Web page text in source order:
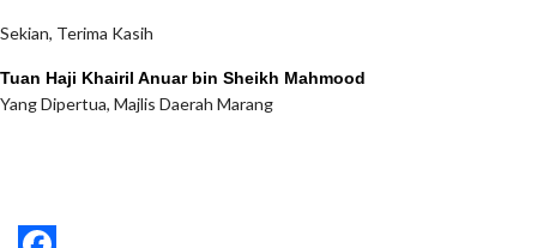
Sekian, Terima Kasih
Tuan Haji Khairil Anuar bin Sheikh Mahmood
Yang Dipertua, Majlis Daerah Marang